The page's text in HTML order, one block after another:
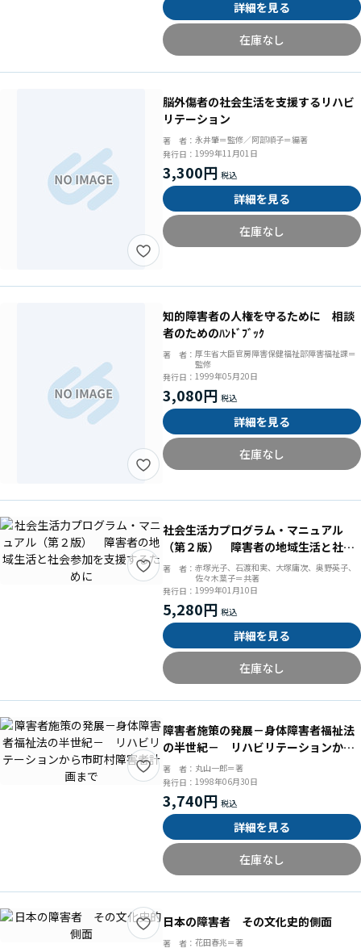
詳細を見る
在庫なし
脳外傷者の社会生活を支援するリハビ
リテーション
著 者： 永井肇＝監修／阿部順子＝編著
発行日： 1999年11月01日
3,300円
詳細を見る
在庫なし
知的障害者の人権を守るために 相談
者のためのﾊﾝﾄﾞﾌﾞｯｸ
著 者： 厚生省大臣官房障害保健福祉部障害福祉課＝
監修
発行日： 1999年05月20日
3,080円
詳細を見る
在庫なし
社会生活力プログラム・マニュアル
（第２版） 障害者の地域生活と社会
参加を支援するために
著 者： 赤塚光子、石渡和実、大塚庸次、奥野英子、
佐々木葉子＝共著
発行日： 1999年01月10日
5,280円
詳細を見る
在庫なし
障害者施策の発展－身体障害者福祉法
の半世紀－ リハビリテーションから
市町村障害者計画まで
著 者： 丸山一郎＝著
発行日： 1998年06月30日
3,740円
詳細を見る
在庫なし
日本の障害者 その文化史的側面
著 者： 花田春兆＝著